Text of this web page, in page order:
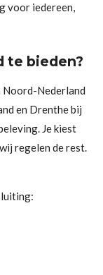
voor iedereen,
te bieden?
Nederland
en Drenthe bij
Je kiest
regelen de rest.